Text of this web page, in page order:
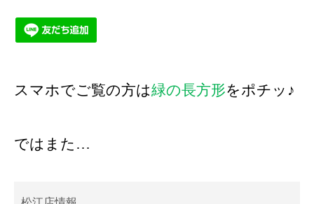
スマホでご覧の方は緑の長方形をポチッ♪
ではまた…